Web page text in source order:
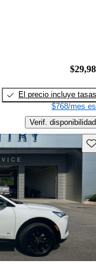
El precio incluye tasas
$768/mes
Verif. disponibilidad